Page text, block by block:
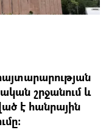
շրջանում և
է հանրային